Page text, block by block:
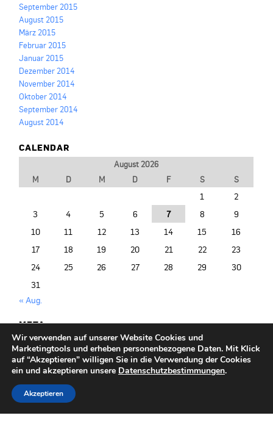
September 2015
August 2015
März 2015
Februar 2015
Januar 2015
Dezember 2014
November 2014
Oktober 2014
September 2014
August 2014
CALENDAR
August 2026
M
D M D F S S
1
2
3
4 5 6 7 8
9
10
11 12 13 14 15
16
17
18 19 20 21 22
23
24
25 26 27 28 29
30
31
« Aug.
META
Anmelden
Entries (RSS)
© 2014-2026 PRIMO PORTAL |
Wir verwenden auf unserer Website Cookies und
Marketingtools und erheben personenbezogene Daten. Mit Klick
auf “Akzeptieren” willigen Sie in die Verwendung der Cookies
ein und akzeptieren unsere Datenschutzbestimmungen.
Akzeptieren